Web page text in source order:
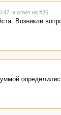
в ответ на #26
Возникли